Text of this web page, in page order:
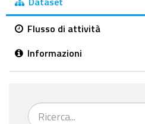
Flusso di attività
Informazioni